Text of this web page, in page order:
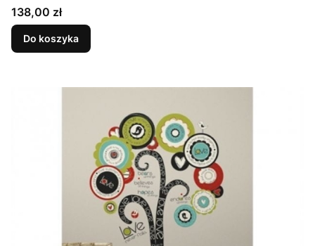
Cena
138,00 zł
Do koszyka